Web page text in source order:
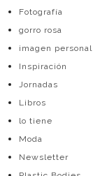
Fotografía
gorro rosa
imagen personal
Inspiración
Jornadas
Libros
lo tiene
Moda
Newsletter